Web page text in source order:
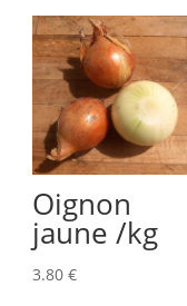
Oignon
jaune /kg
3.80 €